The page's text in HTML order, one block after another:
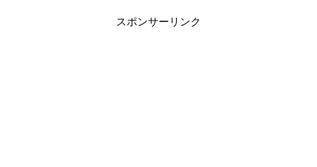
スポンサーリンク